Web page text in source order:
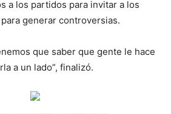
a los partidos para invitar a los
generar controversias.
que saber que gente le hace
a un lado”, finalizó.